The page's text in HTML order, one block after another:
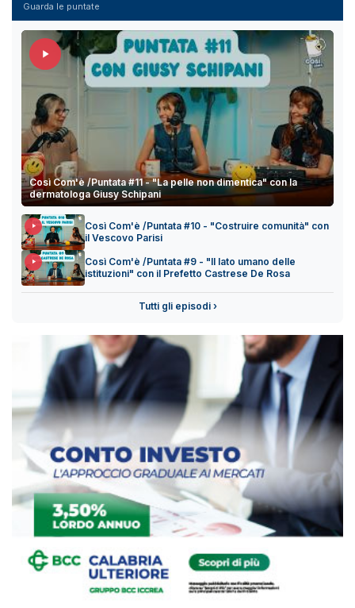
Guarda le puntate
Così Com'è /Puntata #11 - "La pelle non dimentica" con la
dermatologa Giusy Schipani
Così Com'è /Puntata #10 - "Costruire comunità" con
il Vescovo Parisi
Così Com'è /Puntata #9 - "Il lato umano delle
istituzioni" con il Prefetto Castrese De Rosa
Tutti gli episodi ›